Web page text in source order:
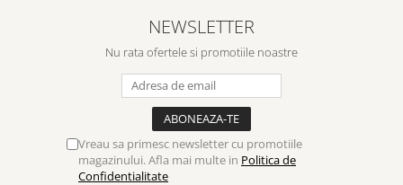
NEWSLETTER
Nu rata ofertele si promotiile noastre
Vreau sa primesc newsletter cu promotiile
magazinului. Afla mai multe in Politica de
Confidentialitate